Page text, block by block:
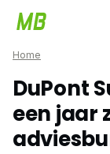
Home
DuPont
een jaar